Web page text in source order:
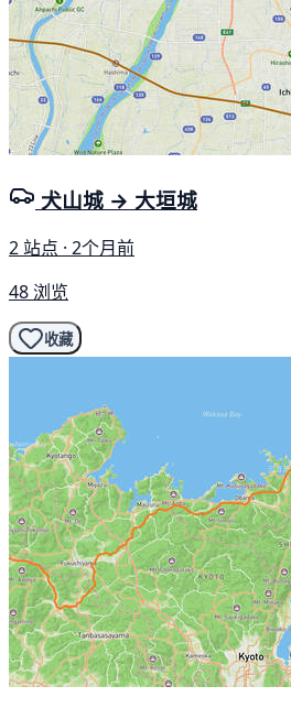
犬山城 → 大垣城
2 站点 · 2个月前
48 浏览
收藏